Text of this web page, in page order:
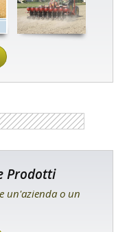
Prodotti
un'azienda o un